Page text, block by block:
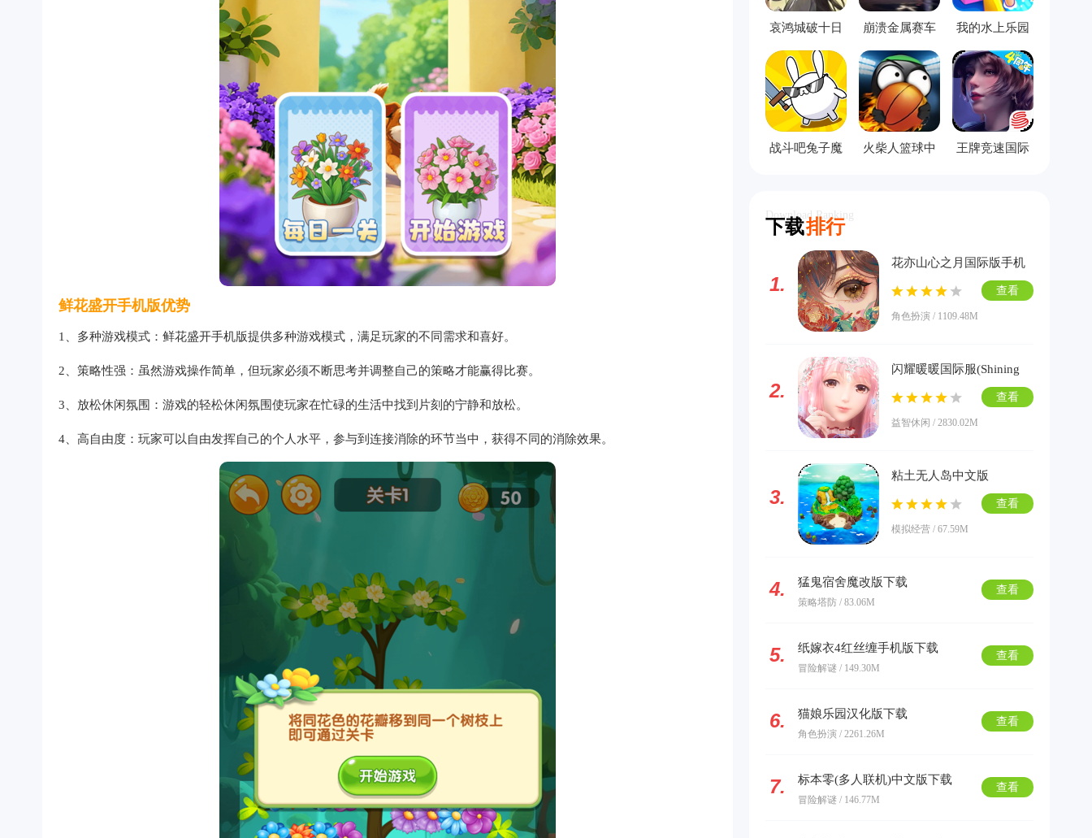
鲜花盛开手机版优势
1、多种游戏模式：鲜花盛开手机版提供多种游戏模式，满足玩家的不同需求和喜好。
2、策略性强：虽然游戏操作简单，但玩家必须不断思考并调整自己的策略才能赢得比赛。
3、放松休闲氛围：游戏的轻松休闲氛围使玩家在忙碌的生活中找到片刻的宁静和放松。
4、高自由度：玩家可以自由发挥自己的个人水平，参与到连接消除的环节当中，获得不同的消除效果。
哀鸿城破十日
记完整版
崩溃金属赛车
中文版
我的水上乐园
模拟器
战斗吧兔子魔
火柴人篮球中
王牌竞速国际
下载排行
Download Ranking
1.
花亦山心之月国际版手机
版下载
角色扮演 / 1109.48M
查看
2.
闪耀暖暖国际服(Shining
Nikki)下载
益智休闲 / 2830.02M
查看
3.
粘土无人岛中文版
模拟经营 / 67.59M
查看
4. 猛鬼宿舍魔改版下载
策略塔防 / 83.06M
查看
5. 纸嫁衣4红丝缠手机版下载
冒险解谜 / 149.30M
查看
6. 猫娘乐园汉化版下载
角色扮演 / 2261.26M
查看
7. 标本零(多人联机)中文版下载
冒险解谜 / 146.77M
查看